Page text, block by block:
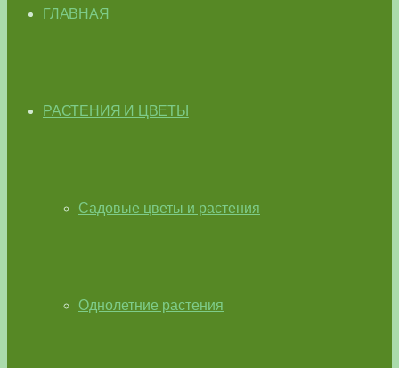
ГЛАВНАЯ
РАСТЕНИЯ И ЦВЕТЫ
Садовые цветы и растения
Однолетние растения